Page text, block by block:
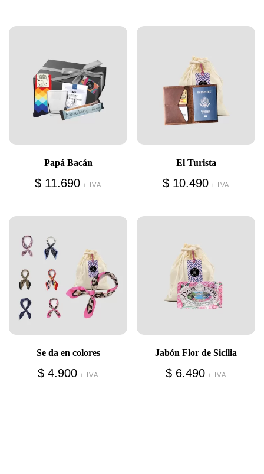
Papá Bacán
$ 11.690 + IVA
El Turista
$10.490 + IVA
Se da en colores
$ 4.900 + IVA
Jabón Flor de Sicilia
$ 6.490 + IVA